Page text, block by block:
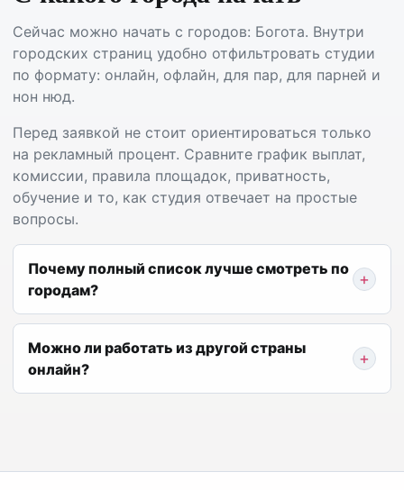
Сейчас можно начать с городов: Богота. Внутри
городских страниц удобно отфильтровать студии
по формату: онлайн, офлайн, для пар, для парней и
нон нюд.
Перед заявкой не стоит ориентироваться только
на рекламный процент. Сравните график выплат,
комиссии, правила площадок, приватность,
обучение и то, как студия отвечает на простые
вопросы.
Почему полный список лучше смотреть по
городам?
Можно ли работать из другой страны
онлайн?